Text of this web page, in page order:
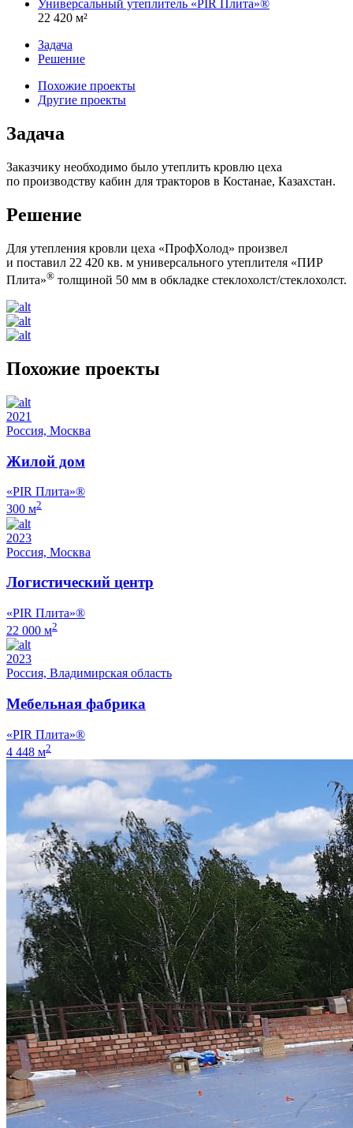
Универсальный утеплитель «PIR Плита»®
22 420 м²
Задача
Решение
Похожие проекты
Другие проекты
Задача
Заказчику необходимо было утеплить кровлю цеха
по производству кабин для тракторов в Костанае, Казахстан.
Решение
Для утепления кровли цеха «ПрофХолод» произвел
и поставил 22 420 кв. м универсального утеплителя «ПИР
Плита»® толщиной 50 мм в обкладке стеклохолст/стеклохолст.
Похожие проекты
2021
Россия, Москва
Жилой дом
«PIR Плита»®
300 м2
2023
Россия, Москва
Логистический центр
«PIR Плита»®
22 000 м2
2023
Россия, Владимирская область
Мебельная фабрика
«PIR Плита»®
4 448 м2